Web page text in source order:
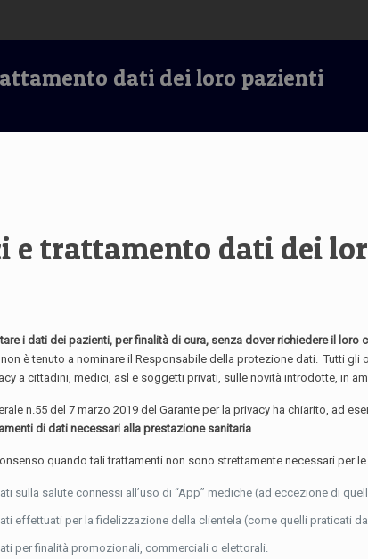
dati dei loro pazienti
e trattamento dati dei
i dati dei pazienti, per finalità di cura, senza dover richiedere il loro
è tenuto a nominare il Responsabile della protezione dati. Tutti
a cittadini, medici, asl e soggetti privati, sulle novità introdotte, in
n.55 del 7 marzo 2019 del Garante per la privacy ha chiarito, ad
di dati necessari alla prestazione sanitaria.
quando tali trattamenti non sono strettamente necessari
sulla salute connessi all’uso di “App” mediche (ad eccezione di
effettuati per la fidelizzazione della clientela (come quelli praticati
per finalità promozionali, commerciali o elettorali.